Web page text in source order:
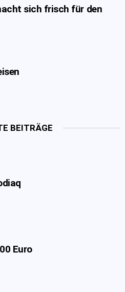
sich frisch für den
BEITRÄGE
Euro